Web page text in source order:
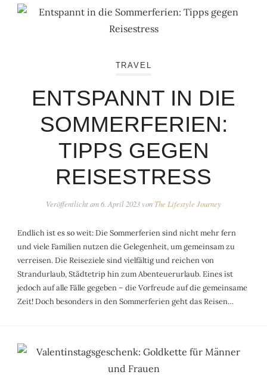
TRAVEL
ENTSPANNT IN DIE
SOMMERFERIEN:
TIPPS GEGEN
REISESTRESS
Veröffentlicht am6. April 2023 von The Lifestyle Journey
Endlich ist es so weit: Die Sommerferien sind nicht mehr fern
und viele Familien nutzen die Gelegenheit, um gemeinsam zu
verreisen. Die Reiseziele sind vielfältig und reichen von
Strandurlaub, Städtetrip hin zum Abenteuerurlaub. Eines ist
jedoch auf alle Fälle gegeben – die Vorfreude auf die gemeinsame
Zeit! Doch besonders in den Sommerferien geht das Reisen…